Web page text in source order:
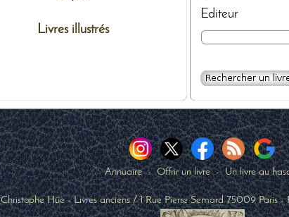
Livres illustrés
Editeur
Annuaire-Offrir un livre-Un livre au
Christophe Hüe - Livres anciens /1 Rue Pierre Semard 75009 Paris-